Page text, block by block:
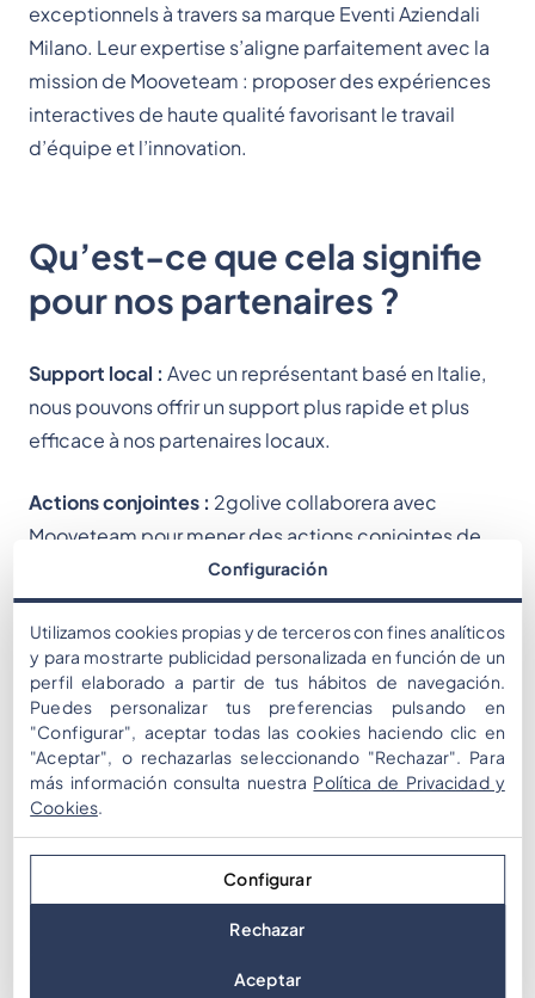
exceptionnels à travers sa marque Eventi Aziendali
Milano. Leur expertise s’aligne parfaitement avec la
mission de Mooveteam : proposer des expériences
interactives de haute qualité favorisant le travail
d’équipe et l’innovation.
Qu’est-ce que cela signifie
pour nos partenaires ?
Support local : Avec un représentant basé en Italie,
nous pouvons offrir un support plus rapide et plus
efficace à nos partenaires locaux.
Actions conjointes : 2golive collaborera avec
Mooveteam pour mener des actions conjointes de
marketing et de vente, offrant ainsi une offre de
services encore plus complète en Italie.
Services améliorés :Nos partenaires locaux peuvent
désormais bénéficier de services spécialisés
adaptés au marché italien, incluant des formations
localisées et une assistance dédiée.
Prochaines étapes
Pour plus d’informations sur ce partenariat et ce qu’il
implique pour vous, veuillez consulter notre site
Configuración
Utilizamos cookies propias y de terceros con fines analíticos
y para mostrarte publicidad personalizada en función de un
perfil elaborado a partir de tus hábitos de navegación.
Puedes personalizar tus preferencias pulsando en
"Configurar", aceptar todas las cookies haciendo clic en
"Aceptar", o rechazarlas seleccionando "Rechazar". Para
más información consulta nuestra Política de Privacidad y
Cookies.
Configurar
Rechazar
Aceptar